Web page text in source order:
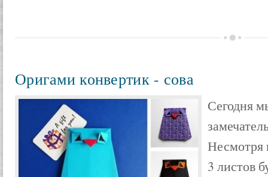
Оригами конвертик - сова
Сегодня
Несмотря
3 листов